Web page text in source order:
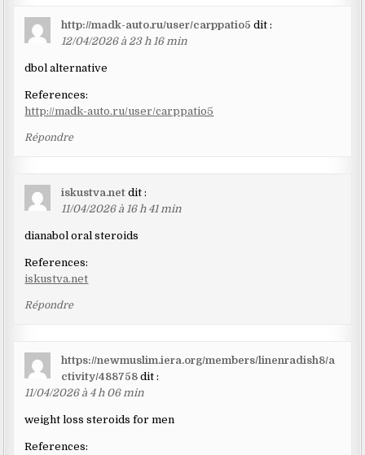
http://madk-auto.ru/user/carppatio5 dit :
12/04/2026 à 23 h 16 min
dbol alternative
References:
http://madk-auto.ru/user/carppatio5
Répondre
iskustva.net dit :
11/04/2026 à 16 h 41 min
dianabol oral steroids
References:
iskustva.net
Répondre
https://newmuslim.iera.org/members/linenradish8/a
ctivity/488758 dit :
11/04/2026 à 4 h 06 min
weight loss steroids for men
References: